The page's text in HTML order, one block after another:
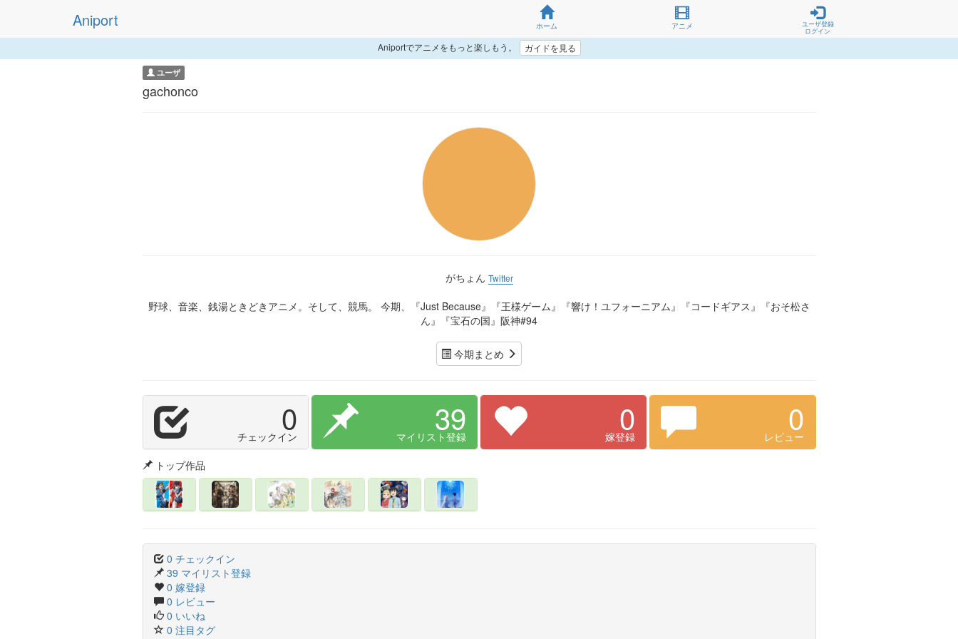
Aniport ホーム アニメ
ユーザ登録
ログイン
Aniportでアニメをもっと楽しもう。 ガイドを見る
ユーザ
gachonco
がちょん Twitter
野球、音楽、銭湯ときどきアニメ。そして、競馬。 今期、『Just Because』『王様ゲーム』『響け！ユフォーニアム』『コードギアス』『おそ松さ
ん』『宝石の国』阪神#94
今期まとめ
0
チェックイン 39
マイリスト登録 0
嫁登録 0
レビュー
トップ作品
0 チェックイン
39 マイリスト登録
0 嫁登録
0 レビュー
0 いいね
0 注目タグ